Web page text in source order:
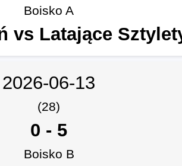
Boisko A
vs Latające
2026-06-13
(28)
0 - 5
Boisko B